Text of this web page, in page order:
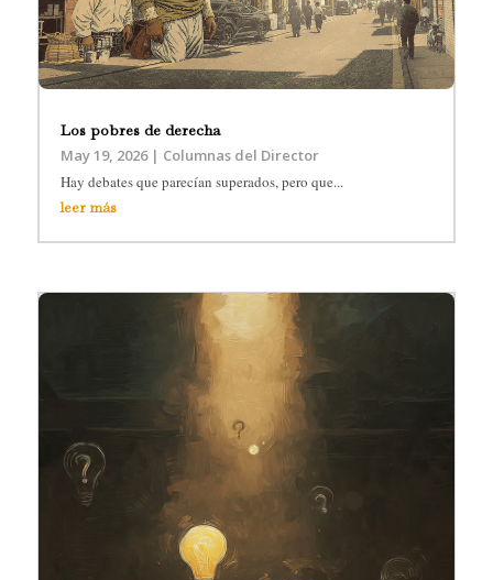
Los pobres de derecha
May 19, 2026| Columnas del Director
Hay debates que parecían superados, pero que...
leer más